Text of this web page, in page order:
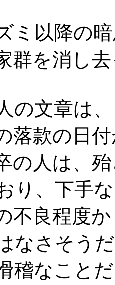
ミ以降の暗
群を消し
の文章は、
落款の日
の人は、
り、下手
不良程度
なさそう
稽なこと